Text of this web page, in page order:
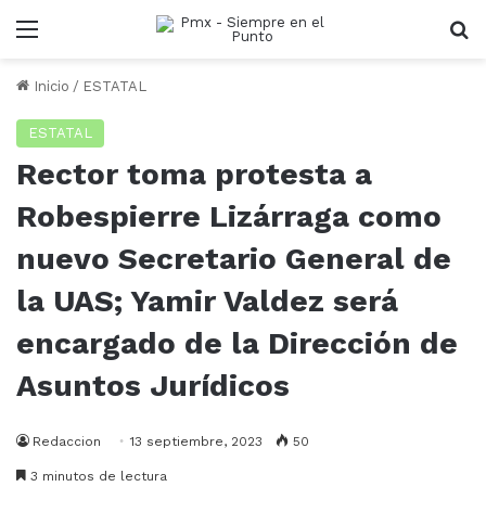
Menu
Inicio / ESTATAL
ESTATAL
Rector toma protesta a
Robespierre Lizárraga como
nuevo Secretario General de
la UAS; Yamir Valdez será
encargado de la Dirección de
Asuntos Jurídicos
Redaccion 13 septiembre, 2023 50
3 minutos de lectura